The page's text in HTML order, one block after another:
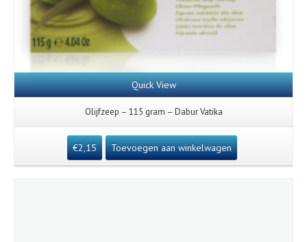
Quick View
Olijfzeep – 115 gram – Dabur Vatika
€2,15 Toevoegen aan winkelwagen